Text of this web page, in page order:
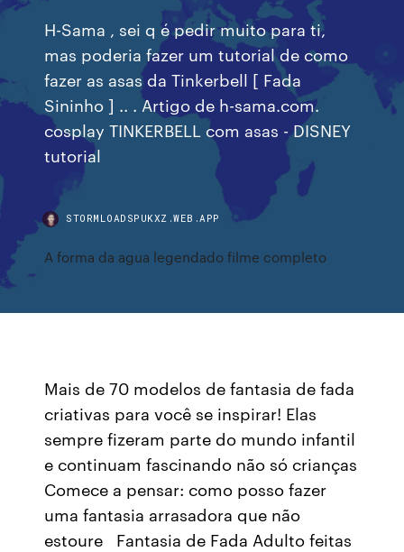
H-Sama , sei q é pedir muito para ti,
mas poderia fazer um tutorial de como
fazer as asas da Tinkerbell [ Fada
Sininho ] .. . Artigo de h-sama.com.
cosplay TINKERBELL com asas - DISNEY
tutorial
STORMLOADSPUKXZ.WEB.APP
A forma da agua legendado filme completo
Mais de 70 modelos de fantasia de fada
criativas para você se inspirar! Elas
sempre fizeram parte do mundo infantil
e continuam fascinando não só crianças
Comece a pensar: como posso fazer
uma fantasia arrasadora que não
estoure Fantasia de Fada Adulto feitas